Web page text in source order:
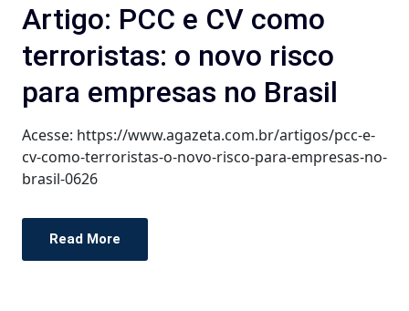
Artigo: PCC e CV como
terroristas: o novo risco
para empresas no Brasil
Acesse: https://www.agazeta.com.br/artigos/pcc-e-
cv-como-terroristas-o-novo-risco-para-empresas-no-
brasil-0626
Read More